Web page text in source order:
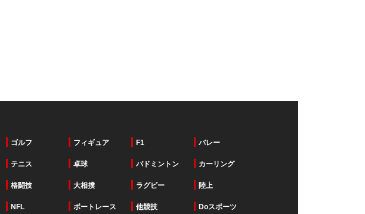
ゴルフ フィギュア F1 バレー
テニス 卓球 バドミントン カーリング
格闘技 大相撲 ラグビー 陸上
NFL ボートレース 他競技 Doスポーツ